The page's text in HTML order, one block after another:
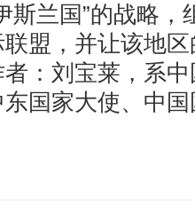
斯兰国”的战略，
盟，并让该地
：刘宝莱，系
国家大使、中